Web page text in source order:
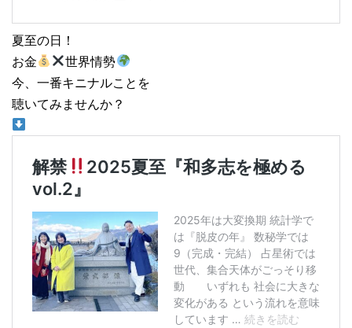
夏至の日！
お金
世界情勢
今、一番キニナルことを
聴いてみませんか？